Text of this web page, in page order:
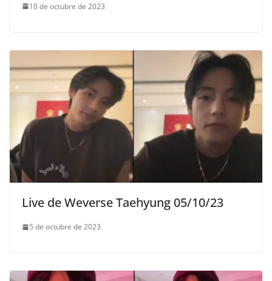
10 de octubre de 2023
Live de Weverse Taehyung 05/10/23
5 de octubre de 2023